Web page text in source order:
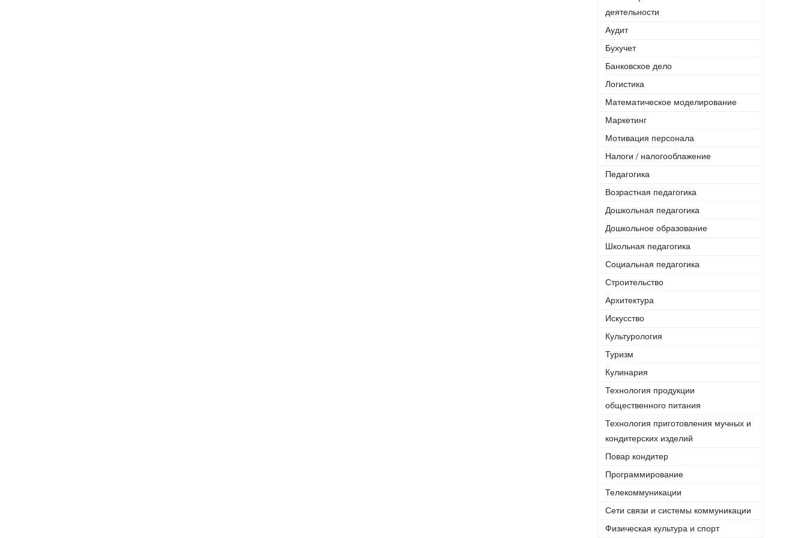
деятельности
Аудит
Бухучет
Банковское дело
Логистика
Математическое моделирование
Маркетинг
Мотивация персонала
Налоги / налогооблажение
Педагогика
Возрастная педагогика
Дошкольная педагогика
Дошкольное образование
Школьная педагогика
Социальная педагогика
Строительство
Архитектура
Искусство
Культурология
Туризм
Кулинария
Технология продукции
общественного питания
Технология приготовления мучных и
кондитерских изделий
Повар кондитер
Программирование
Телекоммуникации
Сети связи и системы коммуникации
Физическая культура и спорт